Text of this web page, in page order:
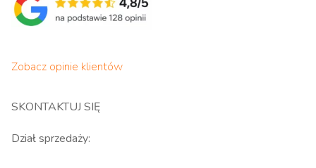
Zobacz opinie klientów
SKONTAKTUJ SIĘ
Dział sprzedaży: